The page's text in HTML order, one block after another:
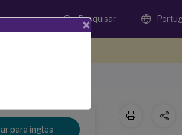
Pesquisar
para ingles
×